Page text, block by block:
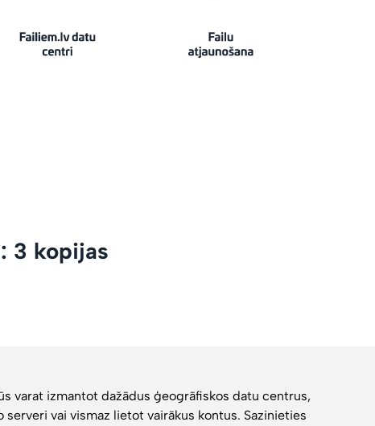
3 kopijas
varat izmantot dažādus ģeogrāfiskos datu centrus,
serveri vai vismaz lietot vairākus kontus. Sazinieties